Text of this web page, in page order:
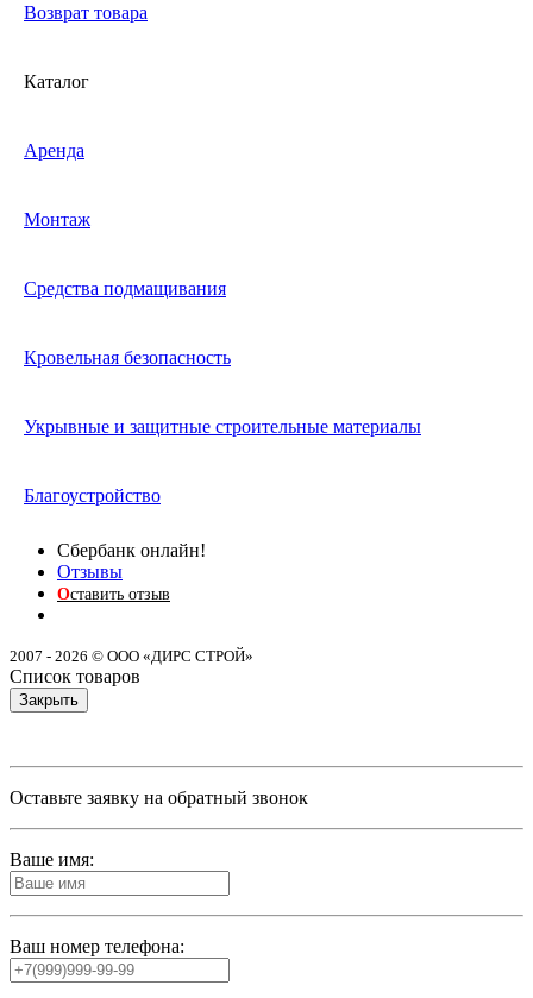
Возврат товара
Каталог
Аренда
Монтаж
Средства подмащивания
Кровельная безопасность
Укрывные и защитные строительные материалы
Благоустройство
Сбербанк онлайн!
Отзывы
Оставить отзыв
2007 - 2026 © ООО «ДИРС СТРОЙ»
Список товаров
Закрыть
Оставьте заявку на обратный звонок
Ваше имя:
Ваш номер телефона: